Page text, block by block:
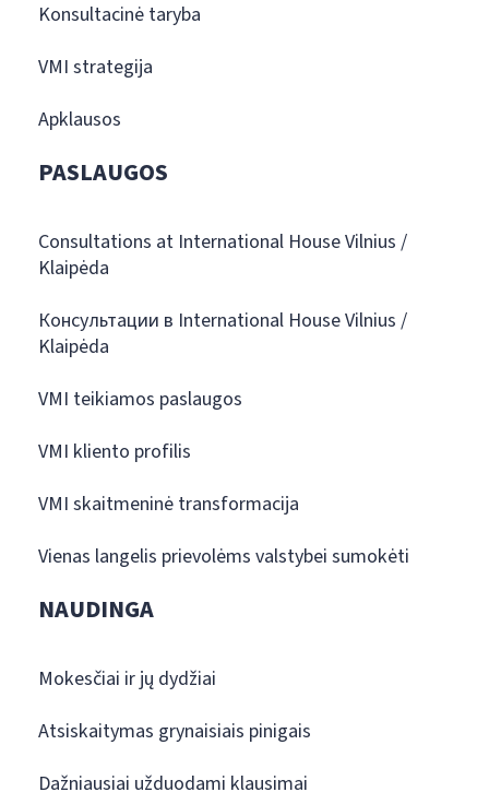
Konsultacinė taryba
VMI strategija
Apklausos
PASLAUGOS
Consultations at International House Vilnius /
Klaipėda
Консультации в International House Vilnius /
Klaipėda
VMI teikiamos paslaugos
VMI kliento profilis
VMI skaitmeninė transformacija
Vienas langelis prievolėms valstybei sumokėti
NAUDINGA
Mokesčiai ir jų dydžiai
Atsiskaitymas grynaisiais pinigais
Dažniausiai užduodami klausimai